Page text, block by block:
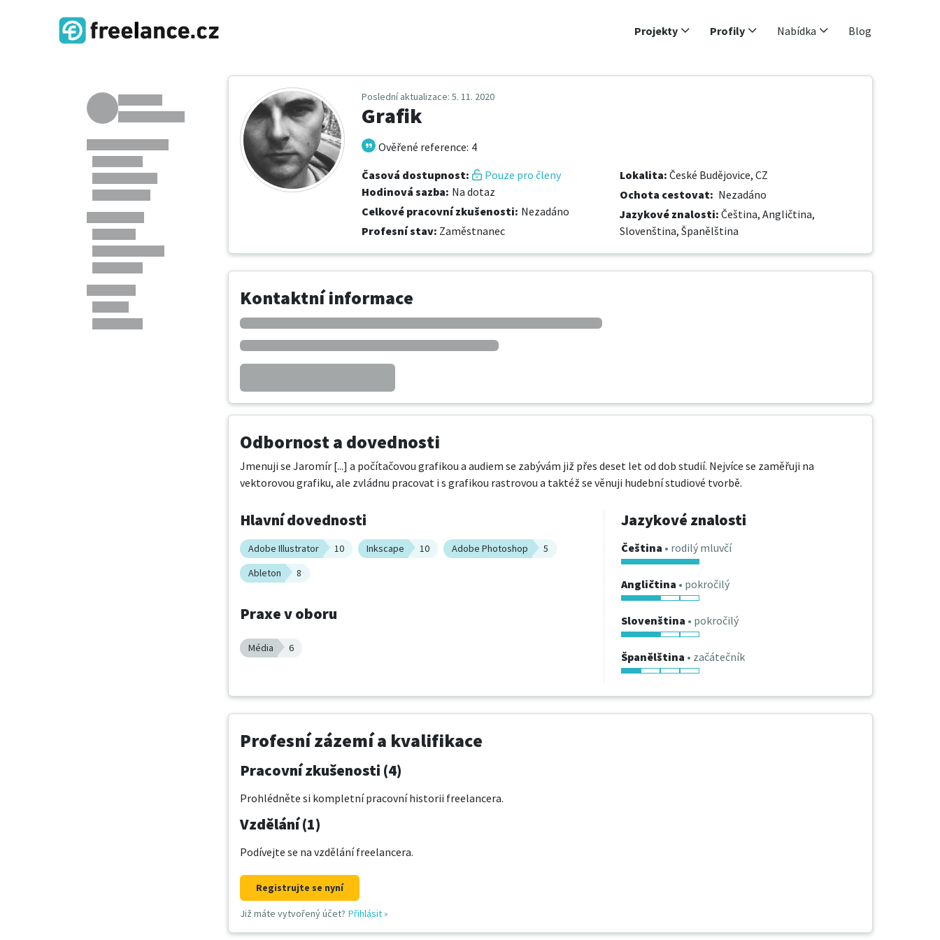
Projekty Profily Nabídka Blog
Poslední aktualizace: 5. 11. 2020
Grafik
Ověřené reference: 4
Časová dostupnost:
Pouze pro členy
Hodinová sazba: Na dotaz
Celkové pracovní zkušenosti: Nezadáno
Profesní stav: Zaměstnanec
Lokalita: České Budějovice, CZ
Ochota cestovat: Nezadáno
Jazykové znalosti: Čeština, Angličtina,
Slovenština, Španělština
Kontaktní informace
Odbornost a dovednosti
Jmenuji se Jaromír [...] a počítačovou grafikou a audiem se zabývám již přes deset let od dob studií. Nejvíce se zaměřuji na
vektorovou grafiku, ale zvládnu pracovat i s grafikou rastrovou a taktéž se věnuji hudební studiové tvorbě.
Hlavní dovednosti
Adobe Illustrator 10 Inkscape 10 Adobe Photoshop
5
Ableton
8
Praxe v oboru
Média 6
Jazykové znalosti
Čeština • rodilý mluvčí
Angličtina • pokročilý
Slovenština • pokročilý
Španělština • začátečník
Profesní zázemí a kvalifikace
Pracovní zkušenosti (4)
Prohlédněte si kompletní pracovní historii freelancera.
Vzdělání (1)
Podívejte se na vzdělání freelancera.
Registrujte se nyní
Již máte vytvořený účet? Přihlásit»